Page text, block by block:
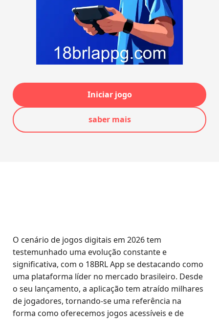
Iniciar jogo
saber mais
O cenário de jogos digitais em 2026 tem
testemunhado uma evolução constante e
significativa, com o 18BRL App se destacando como
uma plataforma líder no mercado brasileiro. Desde
o seu lançamento, a aplicação tem atraído milhares
de jogadores, tornando-se uma referência na
forma como oferecemos jogos acessíveis e de